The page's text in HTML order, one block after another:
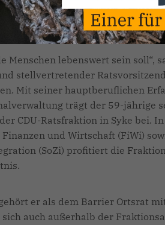
warum sie sich
Menschen lebenswert sein soll“,
stellvertretender
Mit seiner hauptberuflichen
trägt der 59-jährige
CDU-Ratsfraktion in Syke bei.
und Wirtschaft (FiWi)
(SoZi) profitiert die
er als dem Barrier Ortsrat
auch außerhalb der